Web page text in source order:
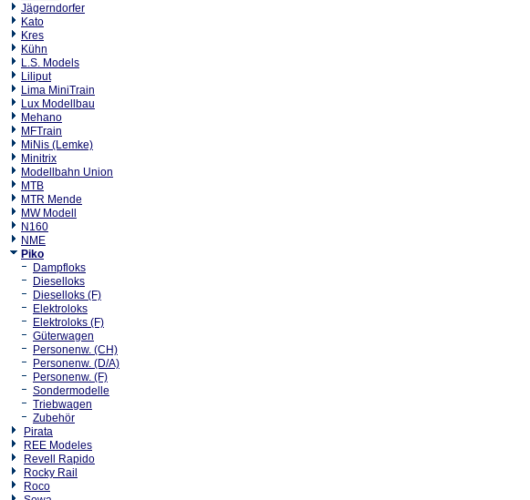
Jägerndorfer
Kato
Kres
Kühn
L.S. Models
Liliput
Lima MiniTrain
Lux Modellbau
Mehano
MFTrain
MiNis (Lemke)
Minitrix
Modellbahn Union
MTB
MTR Mende
MW Modell
N160
NME
Piko
Dampfloks
Dieselloks
Dieselloks (F)
Elektroloks
Elektroloks (F)
Güterwagen
Personenw. (CH)
Personenw. (D/A)
Personenw. (F)
Sondermodelle
Triebwagen
Zubehör
Pirata
REE Modeles
Revell Rapido
Rocky Rail
Roco